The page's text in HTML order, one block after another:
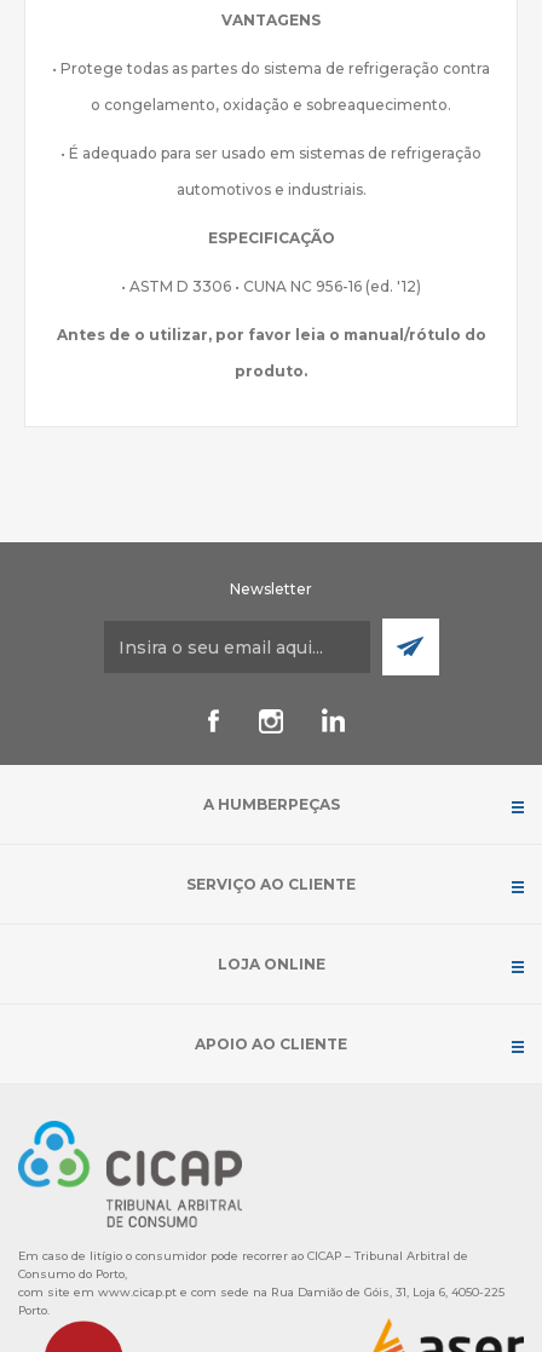
VANTAGENS
• Protege todas as partes do sistema de refrigeração contra
o congelamento, oxidação e sobreaquecimento.
• É adequado para ser usado em sistemas de refrigeração
automotivos e industriais.
ESPECIFICAÇÃO
• ASTM D 3306 • CUNA NC 956-16 (ed. '12)
Antes de o utilizar, por favor leia o manual/rótulo do
produto.
Newsletter
A HUMBERPEÇAS
SERVIÇO AO CLIENTE
LOJA ONLINE
APOIO AO CLIENTE
Em caso de litígio o consumidor pode recorrer ao CICAP – Tribunal Arbitral de
Consumo do Porto,
com site em www.cicap.pt e com sede na Rua Damião de Góis, 31, Loja 6, 4050-225
Porto.